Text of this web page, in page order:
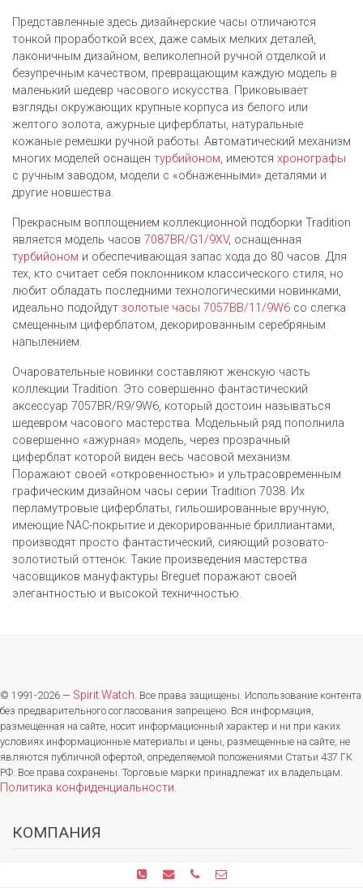
Представленные здесь дизайнерские часы отличаются
тонкой проработкой всех, даже самых мелких деталей,
лаконичным дизайном, великолепной ручной отделкой и
безупречным качеством, превращающим каждую модель в
маленький шедевр часового искусства. Приковывает
взгляды окружающих крупные корпуса из белого или
желтого золота, ажурные циферблаты, натуральные
кожаные ремешки ручной работы. Автоматический механизм
многих моделей оснащен турбийоном, имеются хронографы
с ручным заводом, модели с «обнаженными» деталями и
другие новшества.
Прекрасным воплощением коллекционной подборки Tradition
является модель часов 7087BR/G1/9XV, оснащенная
турбийоном и обеспечивающая запас хода до 80 часов. Для
тех, кто считает себя поклонником классического стиля, но
любит обладать последними технологическими новинками,
идеально подойдут золотые часы 7057BB/11/9W6 со слегка
смещенным циферблатом, декорированным серебряным
напылением.
Очаровательные новинки составляют женскую часть
коллекции Tradition. Это совершенно фантастический
аксессуар 7057BR/R9/9W6, который достоин называться
шедевром часового мастерства. Модельный ряд пополнила
совершенно «ажурная» модель, через прозрачный
циферблат которой виден весь часовой механизм.
Поражают своей «откровенностью» и ультрасовременным
графическим дизайном часы серии Tradition 7038. Их
перламутровые циферблаты, гильошированные вручную,
имеющие NAC-покрытие и декорированные бриллиантами,
производят просто фантастический, сияющий розовато-
золотистый оттенок. Такие произведения мастерства
часовщиков мануфактуры Breguet поражают своей
элегантностью и высокой техничностью.
© 1991-2026 — Spirit.Watch . Все права защищены. Использование контента
без предварительного согласования запрещено. Вся информация,
размещенная на сайте, носит информационный характер и ни при каких
условиях информационные материалы и цены, размещенные на сайте, не
являются публичной офертой, определяемой положениями Статьи 437 ГК
РФ. Все права сохранены. Торговые марки принадлежат их владельцам.
Политика конфиденциальности
КОМПАНИЯ